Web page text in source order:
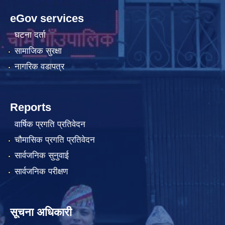
eGov services
घटना दर्ता
सामाजिक सुरक्षा
नागरिक वडापत्र
Reports
वार्षिक प्रगति प्रतिवेदन
चौमासिक प्रगति प्रतिवेदन
सार्वजनिक सुनुवाई
सार्वजनिक परीक्षण
सूचना अधिकारी